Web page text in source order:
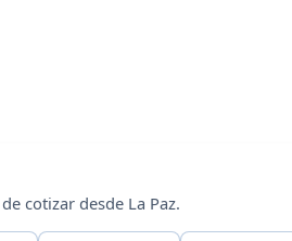
cotizar desde La Paz.